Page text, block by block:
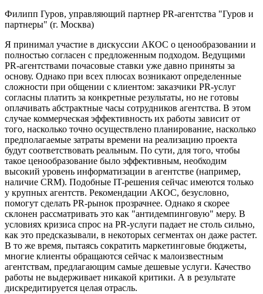
Филипп Гуров, управляющий партнер PR-агентства "Гуров и
партнеры" (г. Москва)
Я принимал участие в дискуссии АКОС о ценообразовании и
полностью согласен с предложенным подходом. Ведущими
PR-агентствами почасовые ставки уже давно приняты за
основу. Однако при всех плюсах возникают определенные
сложности при общении с клиентом: заказчики PR-услуг
согласны платить за конкретные результаты, но не готовы
оплачивать абстрактные часы сотрудников агентства. В этом
случае коммерческая эффективность их работы зависит от
того, насколько точно осуществлено планирование, насколько
предполагаемые затраты времени на реализацию проекта
будут соответствовать реальным. По сути, для того, чтобы
такое ценообразование было эффективным, необходим
высокий уровень информатизации в агентстве (например,
наличие CRM). Подобные IT-решения сейчас имеются только
у крупных агентств. Рекомендации АКОС, безусловно,
помогут сделать PR-рынок прозрачнее. Однако я скорее
склонен рассматривать это как "антидемпинговую" меру. В
условиях кризиса спрос на PR-услуги падает не столь сильно,
как это предсказывали, в некоторых сегментах он даже растет.
В то же время, пытаясь сократить маркетинговые бюджеты,
многие клиенты обращаются сейчас к малоизвестным
агентствам, предлагающим самые дешевые услуги. Качество
работы не выдерживает никакой критики. А в результате
дискредитируется целая отрасль.